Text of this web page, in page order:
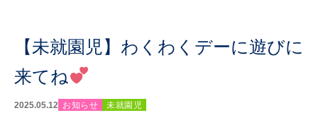
【未就園児】わくわくデーに遊びに
来てね
2025.05.12 お知らせ 未就園児